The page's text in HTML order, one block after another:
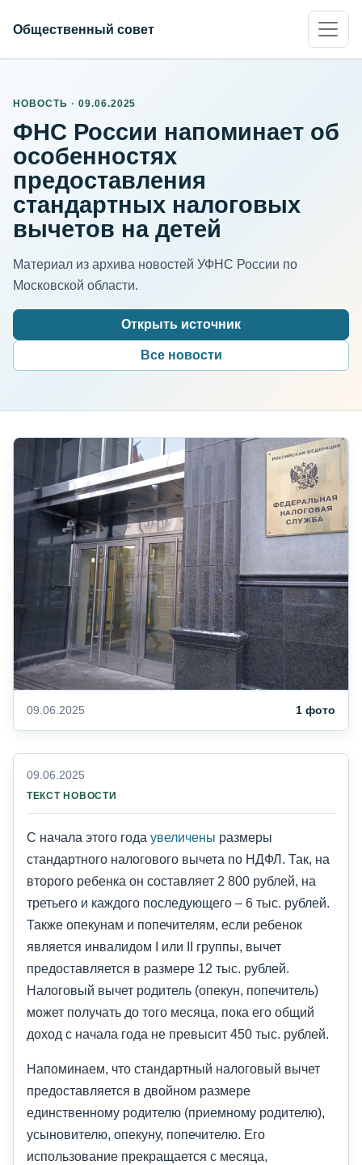
Общественный совет
НОВОСТЬ · 09.06.2025
ФНС России напоминает об
особенностях
предоставления
стандартных налоговых
вычетов на детей
Материал из архива новостей УФНС России по
Московской области.
Открыть источник
Все новости
09.06.2025 1 фото
09.06.2025
ТЕКСТ НОВОСТИ
С начала этого года увеличены размеры
стандартного налогового вычета по НДФЛ. Так, на
второго ребенка он составляет 2 800 рублей, на
третьего и каждого последующего – 6 тыс. рублей.
Также опекунам и попечителям, если ребенок
является инвалидом I или II группы, вычет
предоставляется в размере 12 тыс. рублей.
Налоговый вычет родитель (опекун, попечитель)
может получать до того месяца, пока его общий
доход с начала года не превысит 450 тыс. рублей.
Напоминаем, что стандартный налоговый вычет
предоставляется в двойном размере
единственному родителю (приемному родителю),
усыновителю, опекуну, попечителю. Его
использование прекращается с месяца,